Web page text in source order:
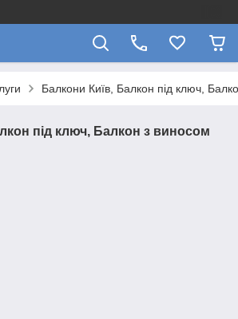
Балкони Київ, Балкон під ключ,
під ключ, Балкон з виносом